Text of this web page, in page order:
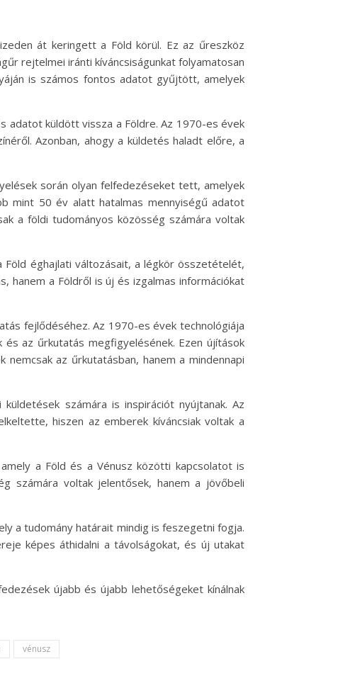
át keringett a Föld körül. Ez az űreszköz
rejtelmei iránti kíváncsiságunkat folyamatosan
is számos fontos adatot gyűjtött, amelyek
adatot küldött vissza a Földre. Az 1970-es évek
Azonban, ahogy a küldetés haladt előre, a
során olyan felfedezéseket tett, amelyek
mint 50 év alatt hatalmas mennyiségű adatot
a földi tudományos közösség számára voltak
éghajlati változásait, a légkör összetételét,
hanem a Földről is új és izgalmas információkat
fejlődéséhez. Az 1970-es évek technológiája
az űrkutatás megfigyelésének. Ezen újítások
az űrkutatásban, hanem a mindennapi
számára is inspirációt nyújtanak. Az
hiszen az emberek kíváncsiak voltak a
a Föld és a Vénusz közötti kapcsolatot is
számára voltak jelentősek, hanem a jövőbeli
a tudomány határait mindig is feszegetni fogja.
képes áthidalni a távolságokat, és új utakat
újabb és újabb lehetőségeket kínálnak
vénusz